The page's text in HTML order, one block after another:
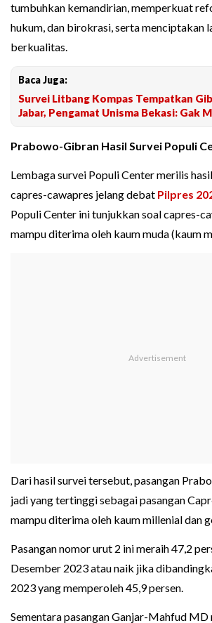
tumbuhkan kemandirian, memperkuat
hukum, dan birokrasi, serta menciptakan
berkualitas.
Baca Juga:
Survei Litbang Kompas Tempatkan
Jabar, Pengamat Unisma Bekasi: Gak
Prabowo-Gibran Hasil Survei Populi
Lembaga survei Populi Center merilis
capres-cawapres jelang debat Pilpres
Populi Center ini tunjukkan soal capres-
mampu diterima oleh kaum muda (kaum
Dari hasil survei tersebut, pasangan
jadi yang tertinggi sebagai pasangan
mampu diterima oleh kaum millenial dan
Pasangan nomor urut 2 ini meraih 47,2
Desember 2023 atau naik jika
2023 yang memperoleh 45,9 persen.
Sementara pasangan Ganjar-Mahfud MD